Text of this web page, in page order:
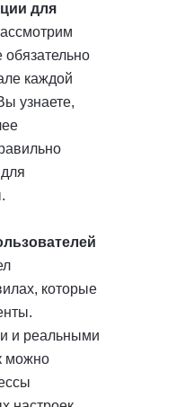
для
обязательно
каждой
узнаете,
которые
и реальными
можно